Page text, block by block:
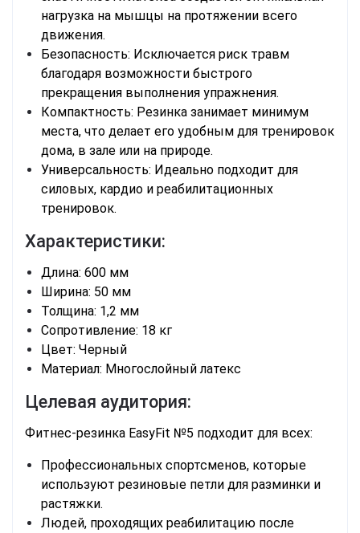
нагрузка на мышцы на протяжении всего
движения.
Безопасность: Исключается риск травм
благодаря возможности быстрого
прекращения выполнения упражнения.
Компактность: Резинка занимает минимум
места, что делает его удобным для тренировок
дома, в зале или на природе.
Универсальность: Идеально подходит для
силовых, кардио и реабилитационных
тренировок.
Характеристики:
Длина: 600 мм
Ширина: 50 мм
Толщина: 1,2 мм
Сопротивление: 18 кг
Цвет: Черный
Материал: Многослойный латекс
Целевая аудитория:
Фитнес-резинка EasyFit №5 подходит для всех:
Профессиональных спортсменов, которые
используют резиновые петли для разминки и
растяжки.
Людей, проходящих реабилитацию после